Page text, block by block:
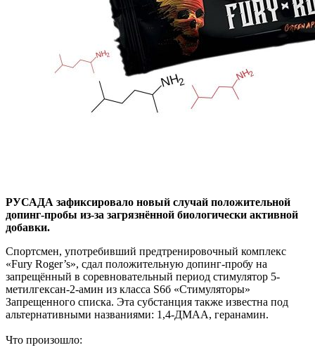
РУСАДА зафиксировало новый случай положительной
допинг-пробы из-за загрязнённой биологически активной
добавки.
Спортсмен, употребивший предтренировочный комплекс
«Fury Roger’s», сдал положительную допинг-пробу на
запрещённый в соревновательный период стимулятор 5-
метилгексан-2-амин из класса S6б «Стимуляторы»
Запрещенного списка. Эта субстанция также известна под
альтернативными названиями: 1,4-ДМАА, геранамин.
Что произошло: